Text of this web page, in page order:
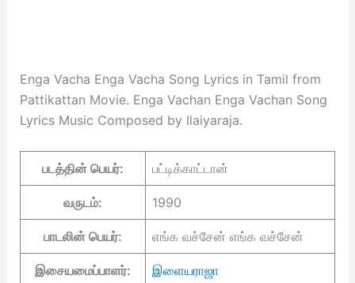
Enga Vacha Enga Vacha Song Lyrics in Tamil from
Pattikattan Movie. Enga Vachan Enga Vachan Song
Lyrics Music Composed by Ilaiyaraja.
படத்தின் பெயர்: பட்டிக்காட்டான்
வருடம்: 1990
பாடலின் பெயர்: எங்க வச்சேன் எங்க வச்சேன்
இசையமைப்பாளர்: இளையராஜா